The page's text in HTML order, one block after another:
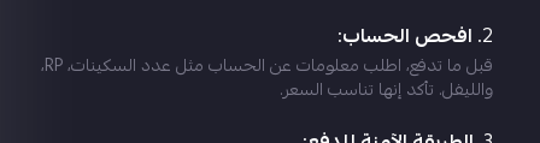
2. افحص الحساب:
قبل ما تدفع، اطلب معلومات عن الحساب مثل عدد السكينات، RP،
والليفل. تأكد إنها تناسب السعر.